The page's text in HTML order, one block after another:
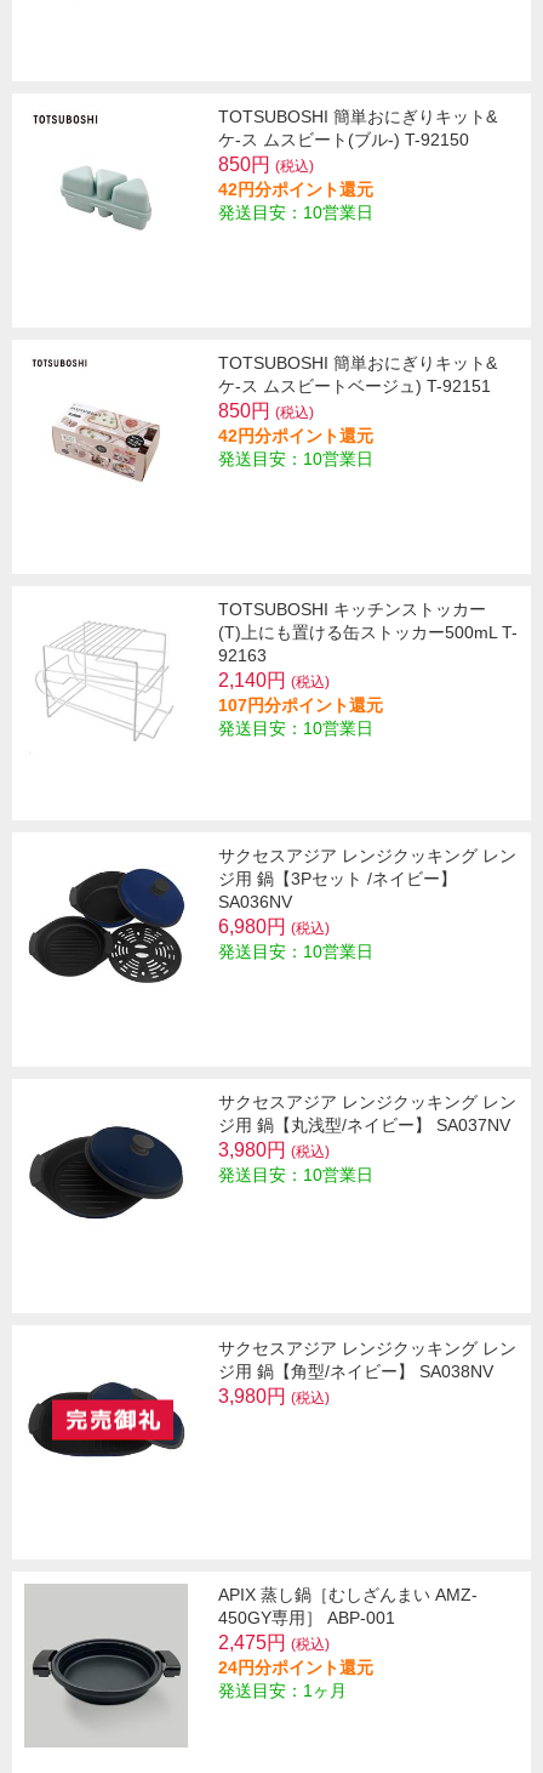
TOTSUBOSHI 簡単おにぎりキット&
ケ-ス ムスビート(ブル-) T-92150
850円 (税込)
42円分ポイント還元
発送目安：10営業日
TOTSUBOSHI 簡単おにぎりキット&
ケ-ス ムスビートベージュ) T-92151
850円 (税込)
42円分ポイント還元
発送目安：10営業日
TOTSUBOSHI キッチンストッカー
(T)上にも置ける缶ストッカー500mL T-
92163
2,140円 (税込)
107円分ポイント還元
発送目安：10営業日
サクセスアジア レンジクッキング レン
ジ用 鍋【3Pセット /ネイビー】
SA036NV
6,980円 (税込)
発送目安：10営業日
サクセスアジア レンジクッキング レン
ジ用 鍋【丸浅型/ネイビー】 SA037NV
3,980円 (税込)
発送目安：10営業日
サクセスアジア レンジクッキング レン
ジ用 鍋【角型/ネイビー】 SA038NV
3,980円 (税込)
APIX 蒸し鍋［むしざんまい AMZ-
450GY専用］ ABP-001
2,475円 (税込)
24円分ポイント還元
発送目安：1ヶ月